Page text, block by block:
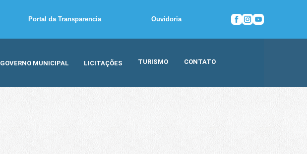
Portal da Transparencia Ouvidoria
GOVERNO MUNICIPAL LICITAÇÕES TURISMO CONTATO